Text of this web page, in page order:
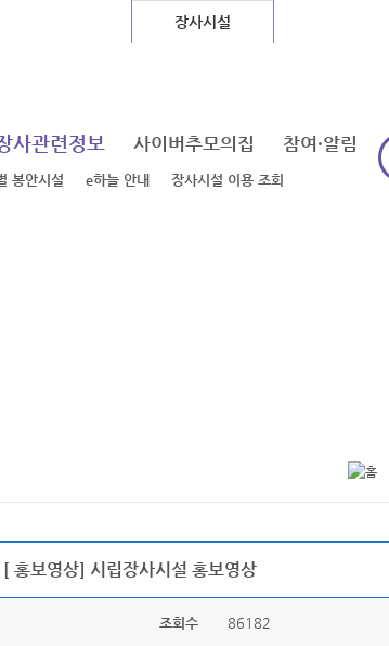
장사시설
사관련정보
봉안시설 e하늘 안내 장사시설 이용 조회
사이버추모의집 참여·알림
[ 홍보영상] 시립장사시설 홍보영상
조회수 86182